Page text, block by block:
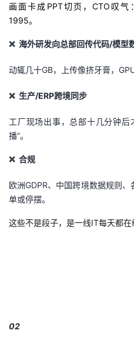
学
堂
我
的
课
程
我
的
认
证
我
的
实
我
的
持
我
的
技
术
支
持
我
的
云
声
建
画面卡成PPT切页，CTO叹
1995。
❌ 海外研发向总部回传代码/模型
动辄几十GB，上传像挤牙膏，GPU
❌ 生产/ERP跨境同步
工厂现场出事，总部十几分钟后
播”。
❌ 合规
欧洲GDPR、中国跨境数据规则
单或停摆。
这些不是段子，是一线IT每天都在
02